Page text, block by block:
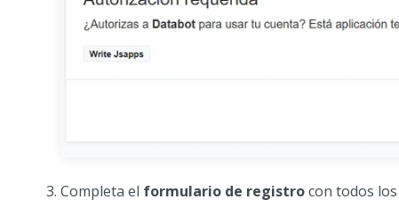
Completa el formulario de registrocon todos